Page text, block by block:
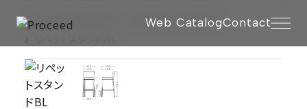
Web CatalogContact
TOP PRODUCTS STAND
RIPETT